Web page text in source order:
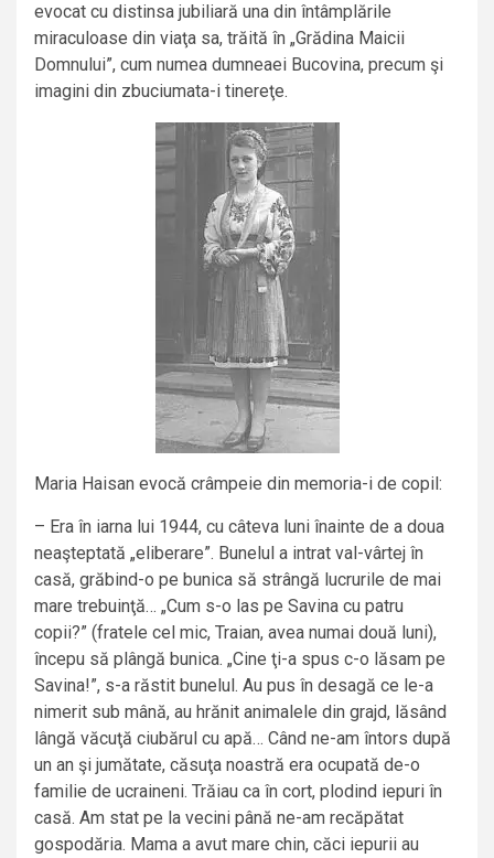
evocat cu distinsa jubiliară una din întâmplările
miraculoase din viaţa sa, trăită în „Grădina Maicii
Domnului”, cum numea dumneaei Bucovina, precum şi
imagini din zbuciumata-i tinereţe.
Maria Haisan evocă crâmpeie din memoria-i de copil:
– Era în iarna lui 1944, cu câteva luni înainte de a doua
neaşteptată „eliberare”. Bunelul a intrat val-vârtej în
casă, grăbind-o pe bunica să strângă lucrurile de mai
mare trebuinţă… „Cum s-o las pe Savina cu patru
copii?” (fratele cel mic, Traian, avea numai două luni),
începu să plângă bunica. „Cine ţi-a spus c-o lăsam pe
Savina!”, s-a răstit bunelul. Au pus în desagă ce le-a
nimerit sub mână, au hrănit animalele din grajd, lăsând
lângă văcuţă ciubărul cu apă… Când ne-am întors după
un an şi jumătate, căsuţa noastră era ocupată de-o
familie de ucraineni. Trăiau ca în cort, plodind iepuri în
casă. Am stat pe la vecini până ne-am recăpătat
gospodăria. Mama a avut mare chin, căci iepurii au